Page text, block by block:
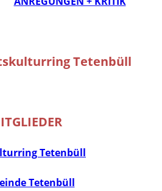
Tetenbüll
Tetenbüll
Tetenbüll